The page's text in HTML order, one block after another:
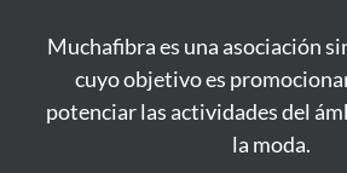
Muchafibra es una asociación
cuyo objetivo es
potenciar las actividades del
la moda.